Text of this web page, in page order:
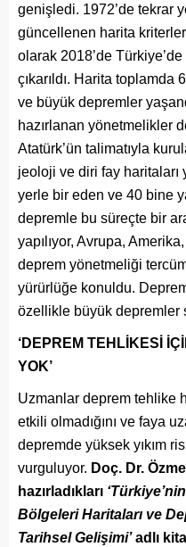
genişledi. 1972’de tekrar
güncellenen harita
olarak 2018’de
çıkarıldı. Harita
ve büyük depremler
hazırlanan yönetmelikler
Atatürk’ün talimatıyla
jeoloji ve diri fay haritaları
yerle bir eden ve 40 bine
depremle bu süreçte bir
yapılıyor, Avrupa,
deprem yönetmeliği
yürürlüğe konuldu.
özellikle büyük depremler
‘DEPREM TEHLİKESİ
YOK’
Uzmanlar deprem tehlike
etkili olmadığını ve faya
depremde yüksek yıkım
vurguluyor. Doç. Dr.
hazırladıkları
Bölgeleri Haritaları ve
Tarihsel Gelişimi’adlı